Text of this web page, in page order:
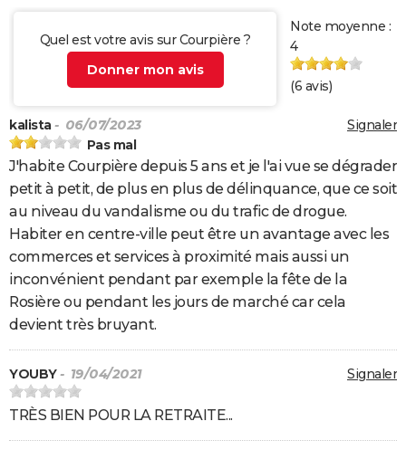
Quel est votre avis sur Courpière ?
Donner mon avis
Note moyenne :
4
(6 avis)
Signaler
kalista - 06/07/2023
Pas mal
J'habite Courpière depuis 5 ans et je l'ai vue se dégrader
petit à petit, de plus en plus de délinquance, que ce soit
au niveau du vandalisme ou du trafic de drogue.
Habiter en centre-ville peut être un avantage avec les
commerces et services à proximité mais aussi un
inconvénient pendant par exemple la fête de la
Rosière ou pendant les jours de marché car cela
devient très bruyant.
Signaler
YOUBY- 19/04/2021
TRÈS BIEN POUR LA RETRAITE...